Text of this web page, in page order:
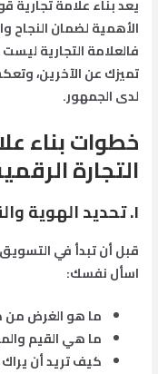
يعد بناء علامة تجارية
الأهمية لضمان النجاح
فالعلامة التجارية
تميزك عن الآخرين،
لدى الجمهور.
خطوات بناء
التجارة
١. تحديد الهوية والقيم الأساسية للعلامة التجارية
قبل أن تبدأ في
اسأل نفسك:
ما هو الغرض من
ما هي القيم
كيف تريد أن